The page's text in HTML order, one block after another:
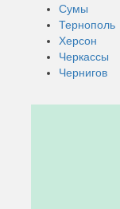
Сумы
Тернополь
Херсон
Черкассы
Чернигов